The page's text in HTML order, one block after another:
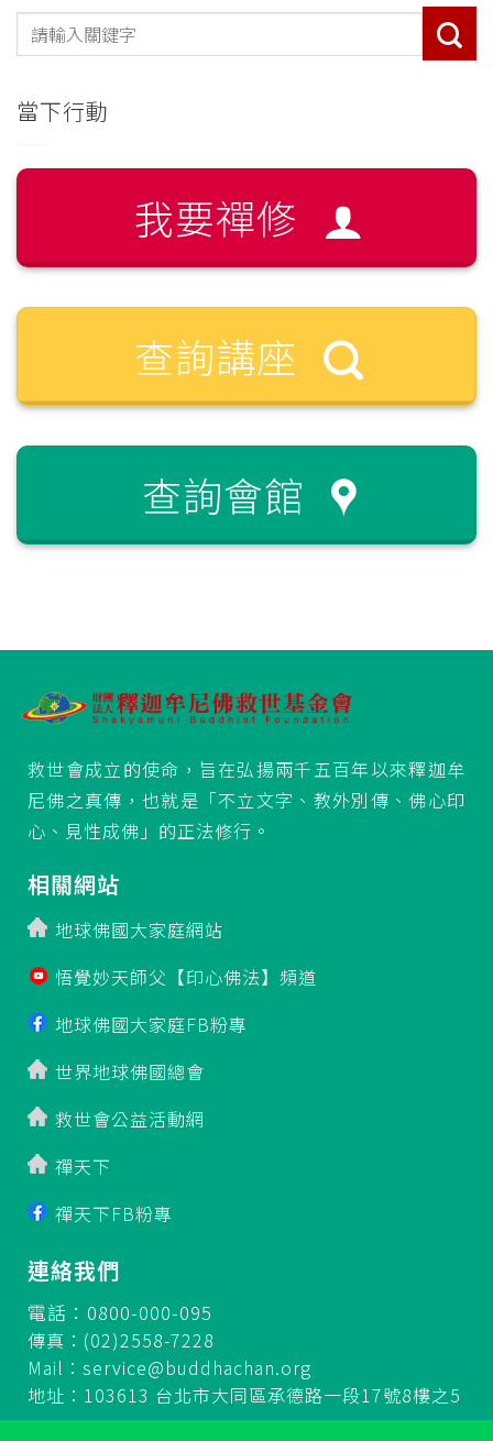
當下行動
我要禪修
查詢講座
查詢會館
救世會成立的使命，旨在弘揚兩千五百年以來釋迦牟
尼佛之真傳，也就是「不立文字、教外別傳、佛心印
心、見性成佛」的正法修行。
相關網站
地球佛國大家庭網站
悟覺妙天師父【印心佛法】頻道
地球佛國大家庭FB粉專
世界地球佛國總會
救世會公益活動網
禪天下
禪天下FB粉專
連絡我們
電話：0800-000-095
傳真：(02)2558-7228
Mail： service@buddhachan.org
地址：103613 台北市大同區承德路一段17號8樓之5